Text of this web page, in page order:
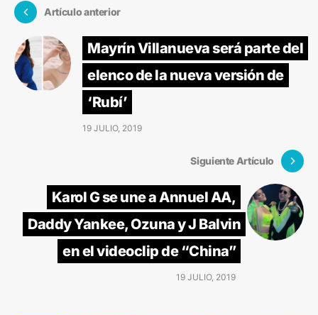
Artículo anterior
Mayrín Villanueva será parte del
elenco de la nueva versión de
‘Rubí’
19 JULIO, 2019
Siguiente Artículo
Karol G se une a Annuel AA,
Daddy Yankee, Ozuna y J Balvin
en el videoclip de “China”
19 JULIO, 2019